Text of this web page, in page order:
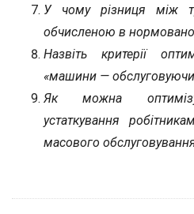
У чому різниця між
обчисленою в
Назвіть критерії
«машини —
Як можна
устаткування
масового